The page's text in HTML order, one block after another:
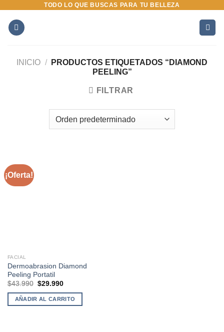
contenido
TODO LO QUE BUSCAS PARA TU BELLEZA
INICIO /
PRODUCTOS ETIQUETADOS “DIAMOND
PEELING”
FILTRAR
¡Oferta!
FACIAL
Dermoabrasion Diamond
Peeling Portatil
$43.990 El
original
era:
$29.990El
actual
es:
AÑADIR AL CARRITO